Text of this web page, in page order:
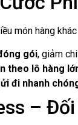
by Kiến vàng Media